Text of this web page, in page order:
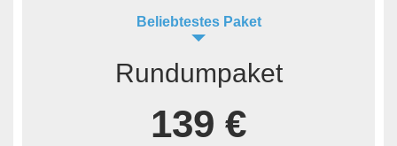
Beliebtestes Paket
Rundumpaket
139 €